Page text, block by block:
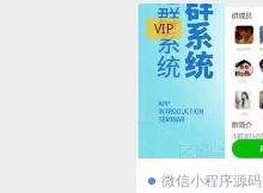
VIP
微信小程序源码